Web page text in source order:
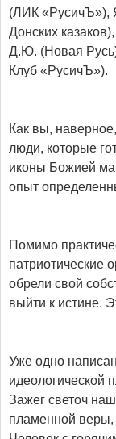
(ЛИК «РусичЪ»),
Донских
Д.Ю. (Новая
Клуб «РусичЪ»).
Как вы,
люди, которые
иконы Божией
опыт
Помимо
патриотические
обрели свой
выйти к истине.
Уже одно
идеологической
Зажег светоч
пламенной веры,